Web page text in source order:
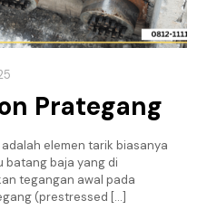
Prategang
elemen tarik biasanya
batang baja yang di
tegangan awal pada
(prestressed […]